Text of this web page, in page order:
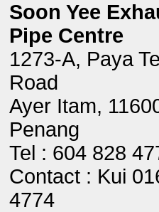
Soon Yee
Pipe Centre
1273-A, Paya
Road
Ayer Itam,
Penang
Tel : 604 828
Contact : Kui
4774